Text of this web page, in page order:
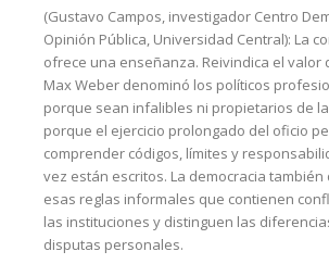
(Gustavo Campos, investigador Centro
Opinión Pública, Universidad Central): La
ofrece una enseñanza. Reivindica el valor
Max Weber denominó los políticos
porque sean infalibles ni propietarios de
porque el ejercicio prolongado del oficio
comprender códigos, límites y
vez están escritos. La democracia
esas reglas informales que contienen
las instituciones y distinguen las
disputas personales.